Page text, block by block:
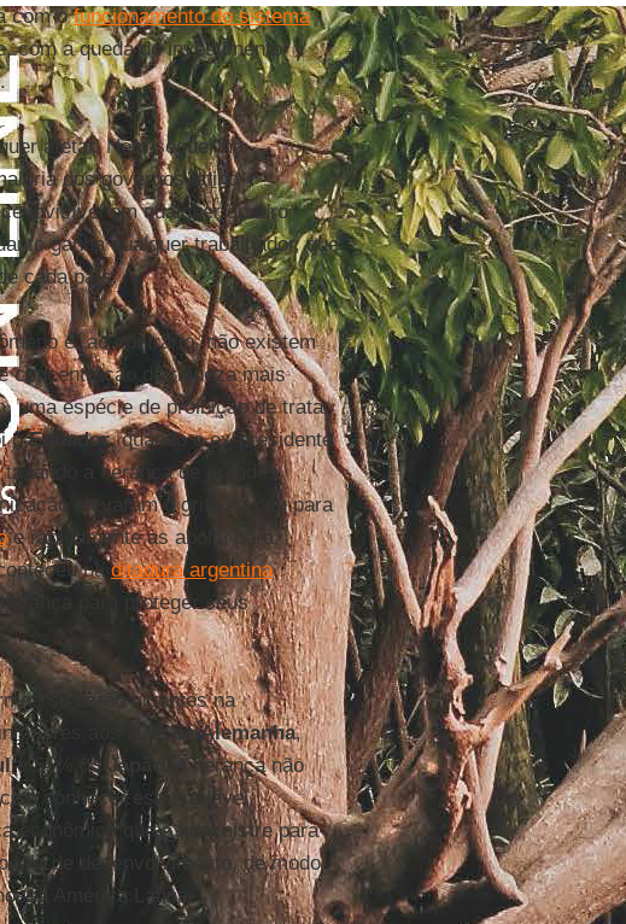
com ofuncionamento do sistema
com a queda do investimento
afetar. Nem sequer há
dos governos latino-
invisível em qualquer quadro
ganha qualquer trabalhador, que
cada país.
e, ao contrário, não existem
concentração de riqueza mais
uma espécie de proibição de tratar
oEquador, quando o ex-presidente
a herança de grandes
elevaram o grito ao céu para
e rapidamente as aboliu para
naditadura argentina,
para proteger seus
só estão vigentes na
aos 30% daAlemanha,
e 55% do Japão
. A herança não
conhecer esta variável,
econômica que a administre para
de desenvolvimento, de modo
América Latina.